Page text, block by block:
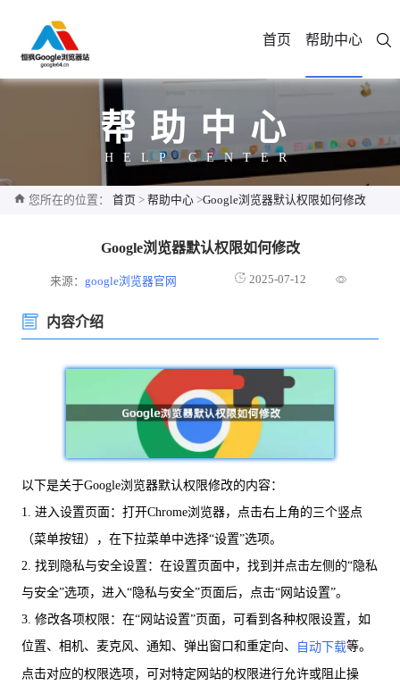
首页 帮助中心
帮助中心
HELP CENTER
您所在的位置： 首页 > 帮助中心 >Google浏览器默认权限如何修改
Google浏览器默认权限如何修改
来源：google浏览器官网 2025-07-12
内容介绍
以下是关于Google浏览器默认权限修改的内容：
1. 进入设置页面：打开Chrome浏览器，点击右上角的三个竖点
（菜单按钮），在下拉菜单中选择“设置”选项。
2. 找到隐私与安全设置：在设置页面中，找到并点击左侧的“隐私
与安全”选项，进入“隐私与安全”页面后，点击“网站设置”。
3. 修改各项权限：在“网站设置”页面，可看到各种权限设置，如
位置、相机、麦克风、通知、弹出窗口和重定向、
自动下载等。
点击对应的权限选项，可对特定网站的权限进行允许或阻止操